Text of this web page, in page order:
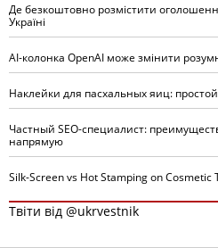
Де безкоштовно розмістити
Україні
AI-колонка OpenAI може змінити
Наклейки для пасхальных яиц:
Частный SEO-специалист:
напрямую
Silk-Screen vs Hot Stamping on Cosmetic
Твіти від @ukrvestnik